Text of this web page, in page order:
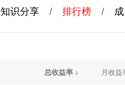
知识分享 / 排行榜 /
总收益率 ↓ 月收益